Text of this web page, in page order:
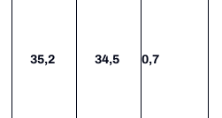
35,2 34,5 0,7